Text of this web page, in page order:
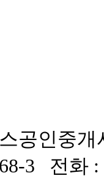
공인중개
3 전화 :